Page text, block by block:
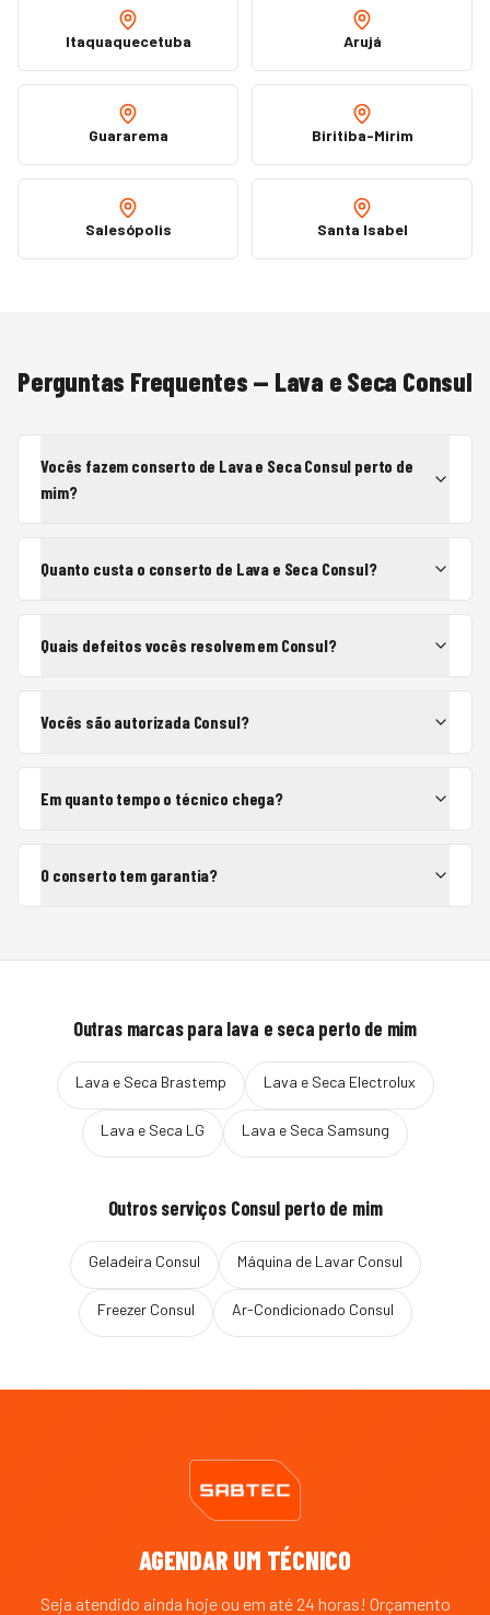
Itaquaquecetuba Arujá
Guararema Biritiba-Mirim
Salesópolis Santa Isabel
Perguntas Frequentes — Lava e Seca Consul
Vocês fazem conserto de Lava e Seca Consul perto de
mim?
Quanto custa o conserto de Lava e Seca Consul?
Quais defeitos vocês resolvem em Consul?
Vocês são autorizada Consul?
Em quanto tempo o técnico chega?
O conserto tem garantia?
Outras marcas para lava e seca perto de mim
Lava e Seca Brastemp Lava e Seca Electrolux
Lava e Seca LG Lava e Seca Samsung
Outros serviços Consulperto de mim
Geladeira Consul Máquina de Lavar Consul
Freezer Consul Ar-Condicionado Consul
AGENDAR UM TÉCNICO
Seja atendido ainda hoje ou em até 24 horas! Orçamento